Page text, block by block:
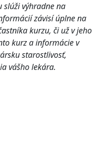
slúži výhradne na
závisí úplne na
kurzu, či už v jeho
kurz a informácie v
starostlivosť,
vášho lekára.